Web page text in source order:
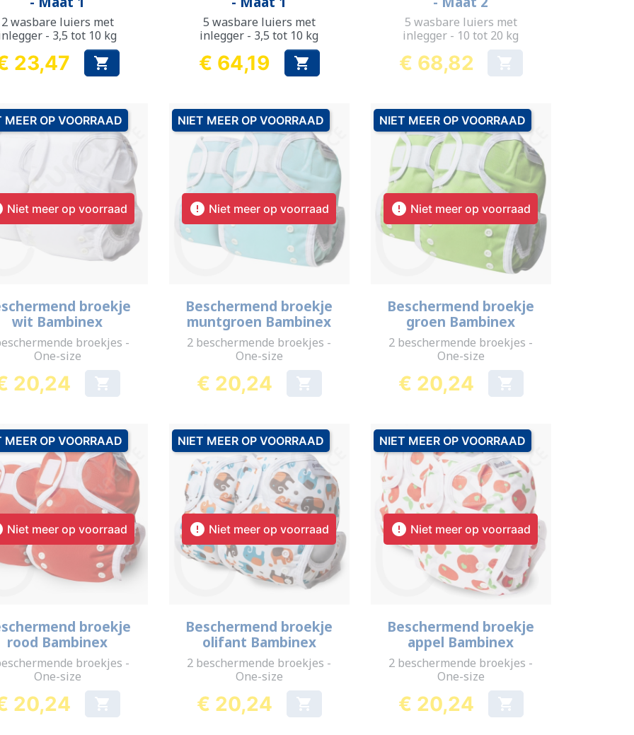
2 wasbare luiers met
- 3,5 tot 10 kg
Prijs
23,47 
5 wasbare luiers met
inlegger - 3,5 tot 10 kg
Prijs
€ 64,19 
5 wasbare luiers met
inlegger - 10 tot 20 kg
Prijs
€ 68,82 
Niet meer op voorraad
Snel bekijkenbroekje
wit Bambinex
broekjes -
One-size
Prijs
20,24 
MEER OP VOORRAAD
 Niet meer op voorraad
Snel bekijken
Beschermend broekje
muntgroen Bambinex
2 beschermende broekjes -
One-size
Prijs
€ 20,24 
NIET MEER OP VOORRAAD
 Niet meer op voorraad
Snel bekijken
Beschermend broekje
groen Bambinex
2 beschermende broekjes -
One-size
Prijs
€ 20,24 
NIET MEER OP VOORRAAD
Niet meer op voorraad
Snel bekijkenbroekje
rood Bambinex
broekjes -
One-size
Prijs
20,24 
MEER OP VOORRAAD
 Niet meer op voorraad
Snel bekijken
Beschermend broekje
olifant Bambinex
2 beschermende broekjes -
One-size
Prijs
€ 20,24 
NIET MEER OP VOORRAAD
 Niet meer op voorraad
Snel bekijken
Beschermend broekje
appel Bambinex
2 beschermende broekjes -
One-size
Prijs
€ 20,24 
NIET MEER OP VOORRAAD